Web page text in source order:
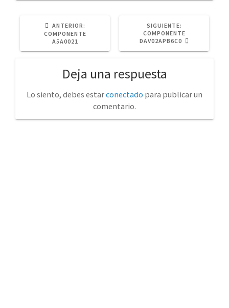
ANTERIOR:
ANTERIOR:
COMPONENTE
A5A0021
SIGUIENTE:
POST:
COMPONENTE
DAV02APB6C0
Deja una respuesta
Lo siento, debes estarconectado para publicar un
comentario.